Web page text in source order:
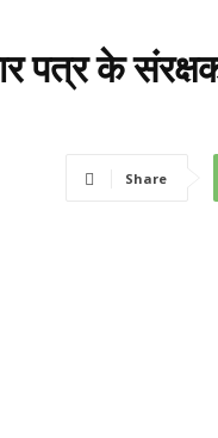
पत्र के
Share